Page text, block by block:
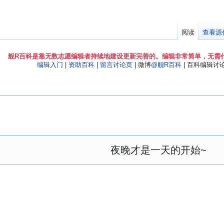
舰R百科是靠无数志愿编辑者持续地建设更新完善的。编辑非常简单，无需
编辑入门
资助百科 留言讨论页 | 微博@舰R百科 | 百科编辑讨
夜晚才是一天的开始~
阅读 查看源